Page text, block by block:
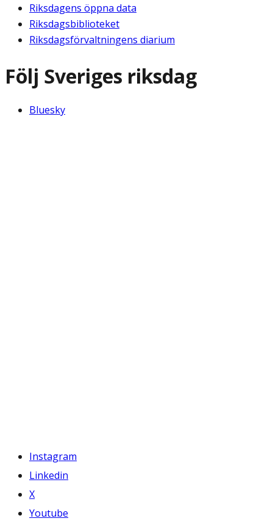
Riksdagens öppna data
Riksdagsbiblioteket
Riksdagsförvaltningens diarium
Följ Sveriges riksdag
Bluesky
Instagram
Linkedin
X
Youtube